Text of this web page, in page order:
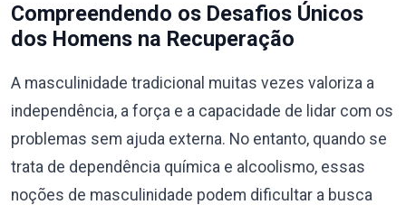
Compreendendo os Desafios Únicos
dos Homens na Recuperação
A masculinidade tradicional muitas vezes valoriza a
independência, a força e a capacidade de lidar com os
problemas sem ajuda externa. No entanto, quando se
trata de dependência química e alcoolismo, essas
noções de masculinidade podem dificultar a busca